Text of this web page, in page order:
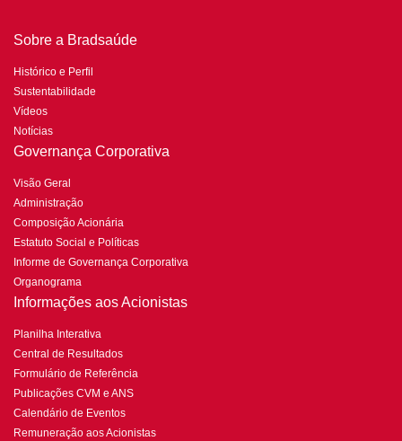
Sobre a Bradsaúde
Histórico e Perfil
Sustentabilidade
Vídeos
Notícias
Governança Corporativa
Visão Geral
Administração
Composição Acionária
Estatuto Social e Políticas
Informe de Governança Corporativa
Organograma
Informações aos Acionistas
Planilha Interativa
Central de Resultados
Formulário de Referência
Publicações CVM e ANS
Calendário de Eventos
Remuneração aos Acionistas